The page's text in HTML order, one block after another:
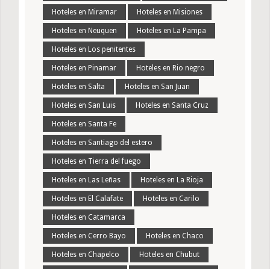
Hoteles en Miramar Hoteles en Misiones
Hoteles en Neuquen Hoteles en La Pampa
Hoteles en Los penitentes
Hoteles en Pinamar Hoteles en Rio negro
Hoteles en Salta Hoteles en San Juan
Hoteles en San Luis Hoteles en Santa Cruz
Hoteles en Santa Fe
Hoteles en Santiago del estero
Hoteles en Tierra del fuego
Hoteles en Las Leñas Hoteles en La Rioja
Hoteles en El Calafate Hoteles en Carilo
Hoteles en Catamarca
Hoteles en Cerro Bayo Hoteles en Chaco
Hoteles en Chapelco Hoteles en Chubut